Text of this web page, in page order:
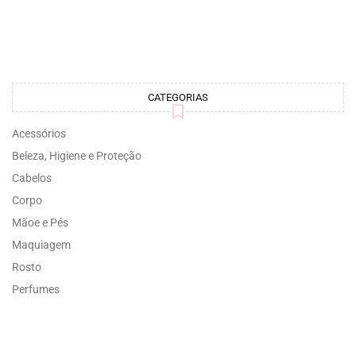
CATEGORIAS
Acessórios
Beleza, Higiene e Proteção
Cabelos
Corpo
Mãoe e Pés
Maquiagem
Rosto
Perfumes